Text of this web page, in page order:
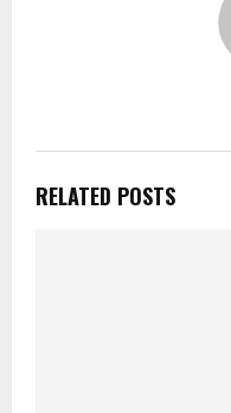
RELATED POSTS